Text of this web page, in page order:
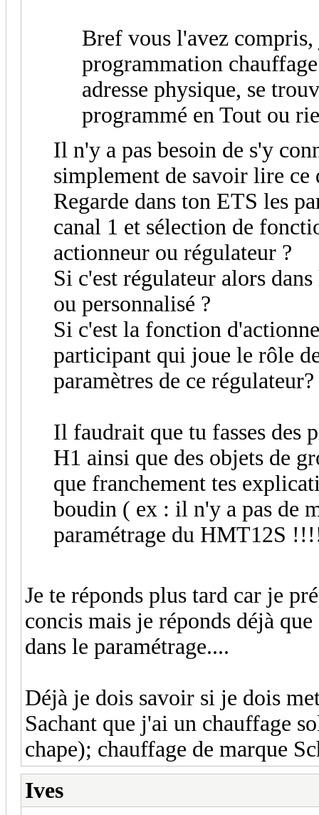
Bref vous l'avez
programmation
adresse physique, se
programmé en Tout ou
Il n'y a pas besoin de s'y
simplement de savoir lire
Regarde dans ton ETS les
canal 1 et sélection de
actionneur ou régulateur ?
Si c'est régulateur alors
ou personnalisé ?
Si c'est la fonction
participant qui joue le rôle
paramètres de ce régulateur?
Il faudrait que tu fasses des
H1 ainsi que des objets de
que franchement tes
boudin ( ex : il n'y a pas de
paramétrage du HMT12S
Je te réponds plus tard car je
concis mais je réponds déjà
dans le paramétrage....
Déjà je dois savoir si je dois
Sachant que j'ai un chauffage
chape); chauffage de marque
Ives